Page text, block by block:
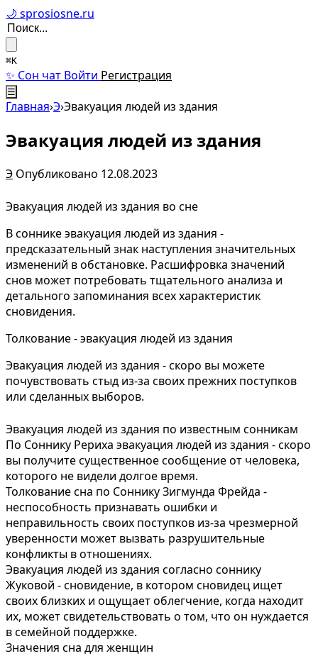
🌙 sprosiosne.ru
⌘K
✨ Сон чат Войти Регистрация
☰
Главная›Э›Эвакуация людей из здания
Эвакуация людей из здания
Э Опубликовано 12.08.2023
Эвакуация людей из здания во сне
В соннике эвакуация людей из здания -
предсказательный знак наступления значительных
изменений в обстановке. Расшифровка значений
снов может потребовать тщательного анализа и
детального запоминания всех характеристик
сновидения.
Толкование - эвакуация людей из здания
Эвакуация людей из здания - скоро вы можете
почувствовать стыд из-за своих прежних поступков
или сделанных выборов.
Эвакуация людей из здания по известным сонникам
По Соннику Рериха эвакуация людей из здания - скоро
вы получите существенное сообщение от человека,
которого не видели долгое время.
Толкование сна по Соннику Зигмунда Фрейда -
неспособность признавать ошибки и
неправильность своих поступков из-за чрезмерной
уверенности может вызвать разрушительные
конфликты в отношениях.
Эвакуация людей из здания согласно соннику
Жуковой - сновидение, в котором сновидец ищет
своих близких и ощущает облегчение, когда находит
их, может свидетельствовать о том, что он нуждается
в семейной поддержке.
Значения сна для женщин